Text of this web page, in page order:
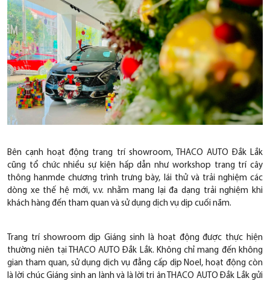
Bên cạnh hoạt động trang trí showroom, THACO AUTO Đắk Lắk
cũng tổ chức nhiều sự kiện hấp dẫn như workshop trang trí cây
thông hanmde chương trình trưng bày, lái thử và trải nghiệm các
dòng xe thế hệ mới, v.v. nhằm mang lại đa dạng trải nghiệm khi
khách hàng đến tham quan và sử dụng dịch vụ dịp cuối năm.
Trang trí showroom dịp Giáng sinh là hoạt động được thực hiện
thường niên tại THACO AUTO Đắk Lắk. Không chỉ mang đến không
gian tham quan, sử dụng dịch vụ đẳng cấp dịp Noel, hoạt động còn
là lời chúc Giáng sinh an lành và là lời tri ân THACO AUTO Đắk Lắk gửi